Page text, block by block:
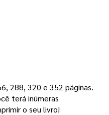
terá inúmeras
o seu livro!